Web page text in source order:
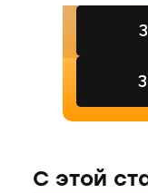
С этой